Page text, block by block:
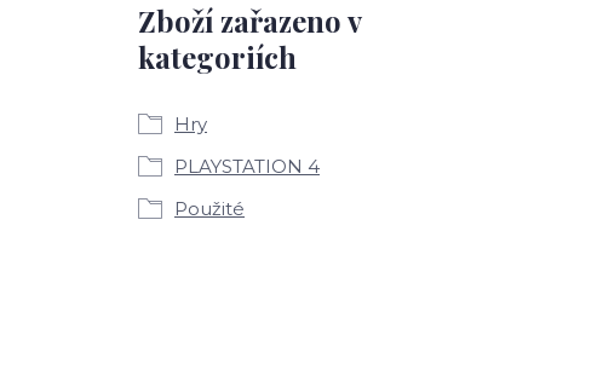
Zboží zařazeno v
kategoriích
Hry
PLAYSTATION 4
Použité